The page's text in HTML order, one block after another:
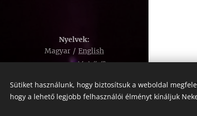
Aero Frost léghűtők
BORKU METAL
Nyelvek
Magyar
English
Sütiket használunk, hogy biztosítsuk a weboldal
hogy a lehető legjobb felhasználói élményt kínáljuk